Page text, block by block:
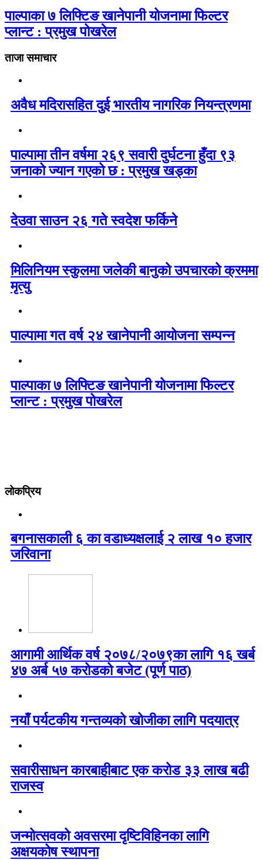
पाल्पाका ७ लिफ्टिङ खानेपानी योजनामा फिल्टर
प्लान्ट : प्रमुख पोखरेल
ताजा समाचार
अवैध मदिरासहित दुई भारतीय नागरिक नियन्त्रणमा
पाल्पामा तीन वर्षमा २६९ सवारी दुर्घटना हुँदा ९३
जनाको ज्यान गएको छ : प्रमुख खड्का
देउवा साउन २६ गते स्वदेश फर्किने
मिलिनियम स्कुलमा जलेकी बानुको उपचारको क्रममा
मृत्यु
पाल्पामा गत वर्ष २४ खानेपानी आयोजना सम्पन्न
पाल्पाका ७ लिफ्टिङ खानेपानी योजनामा फिल्टर
प्लान्ट : प्रमुख पोखरेल
लोकप्रिय
बगनासकाली ६ का वडाध्यक्षलाई २ लाख १० हजार
जरिवाना
आगामी आर्थिक वर्ष २०७८/२०७९का लागि १६ खर्ब
४७ अर्ब ५७ करोडको बजेट (पूर्ण पाठ)
नयाँ पर्यटकीय गन्तव्यको खोजीका लागि पदयात्र
सवारीसाधन कारबाहीबाट एक करोड ३३ लाख बढी
राजस्व
जन्मोत्सवको अवसरमा दृष्टिविहिनका लागि
अक्षयकोष स्थापना